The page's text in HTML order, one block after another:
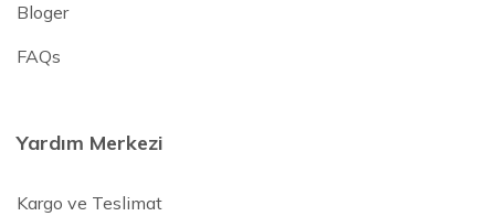
Bloger
FAQs
Yardım Merkezi
Kargo ve Teslimat